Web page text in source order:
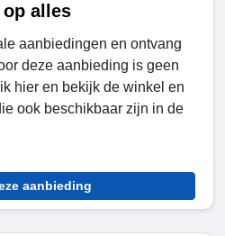
op alles
aanbiedingen en ontvang
deze aanbieding is geen
hier en bekijk de winkel en
ook beschikbaar zijn in de
aanbieding